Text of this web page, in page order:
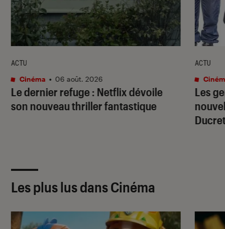
Le dernier refuge: Netflix dévoile
son nouveau thriller fantastique
ACTU
Cinéma • 06 août. 2026
Les
ACTU
Les plus lus dans Cinéma